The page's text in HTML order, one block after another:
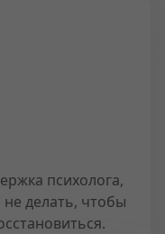
психолога,
делать, чтобы